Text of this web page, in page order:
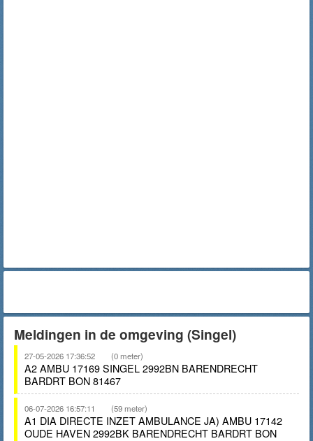
Meldingen in de omgeving (Singel)
27-05-2026 17:36:52 (0 meter)
A2 AMBU 17169 SINGEL 2992BN BARENDRECHT
BARDRT BON 81467
06-07-2026 16:57:11 (59 meter)
A1 DIA DIRECTE INZET AMBULANCE JA) AMBU 17142
OUDE HAVEN 2992BK BARENDRECHT BARDRT BON